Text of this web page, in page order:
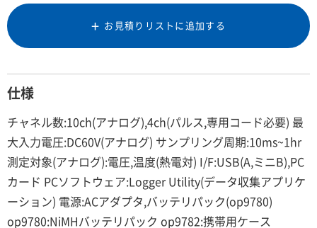
お見積りリストに追加する
仕様
チャネル数:10ch(アナログ),4ch(パルス,専用コード必要) 最
大入力電圧:DC60V(アナログ) サンプリング周期:10ms~1hr
測定対象(アナログ):電圧,温度(熱電対) I/F:USB(A,ミニB),PC
カード PCソフトウェア:Logger Utility(データ収集アプリケ
ーション) 電源:ACアダプタ,バッテリパック(op9780)
op9780:NiMHバッテリパック op9782:携帯用ケース